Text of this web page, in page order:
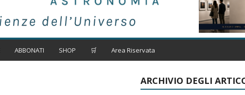
ABBONATI SHOP 🛒 Area Riservata
ARCHIVIO DEGLI